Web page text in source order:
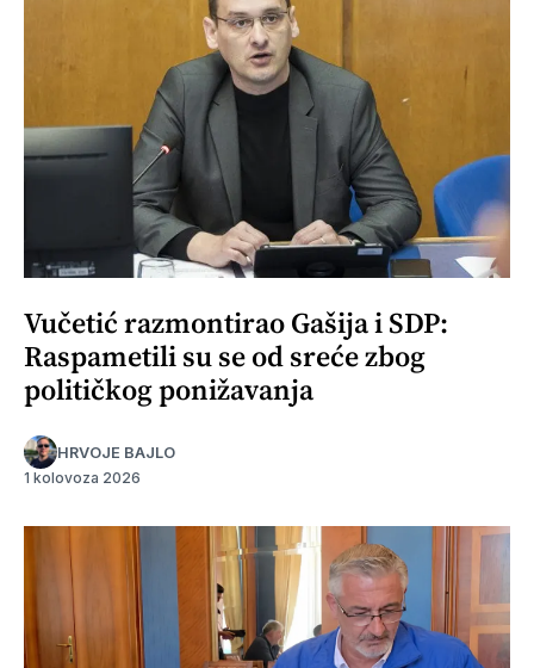
Vučetić razmontirao Gašija i SDP:
Raspametili su se od sreće zbog
političkog ponižavanja
HRVOJE BAJLO
1 kolovoza 2026